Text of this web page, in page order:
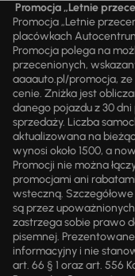
Promocja „Letnie
Promocja „Letnie
placówkach
Promocja polega na
przecenionych,
aaaauto.pl/promocja,
cenie. Zniżka jest
danego pojazdu z 30
sprzedaży. Liczba
aktualizowana na
wynosi około 1500, a
Promocji nie można
promocjami ani
wsteczną.
są przez
zastrzega sobie prawo
pisemnej.
informacyjny i nie
art. 66 § 1 oraz art. 556